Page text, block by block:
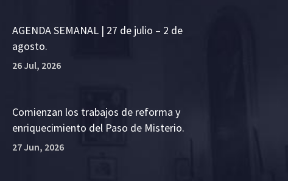
AGENDA SEMANAL | 27 de julio – 2 de
agosto.
26 Jul, 2026
Comienzan los trabajos de reforma y
enriquecimiento del Paso de Misterio.
27 Jun, 2026